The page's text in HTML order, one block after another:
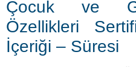
Çocuk ve
Özellikleri
İçeriği – Süresi